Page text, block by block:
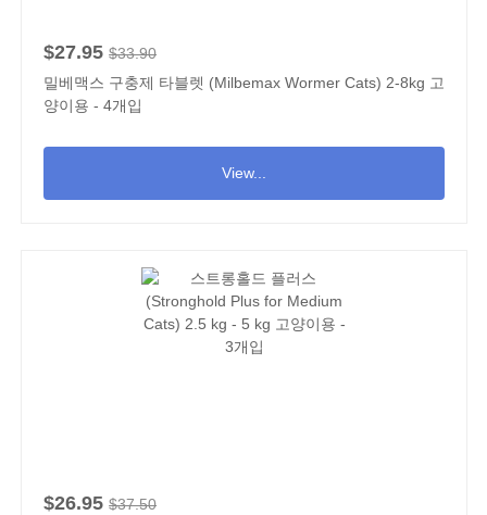
$27.95 $33.90
밀베맥스 구충제 타블렛 (Milbemax Wormer Cats) 2-8kg 고
양이용 - 4개입
View...
$26.95 $37.50